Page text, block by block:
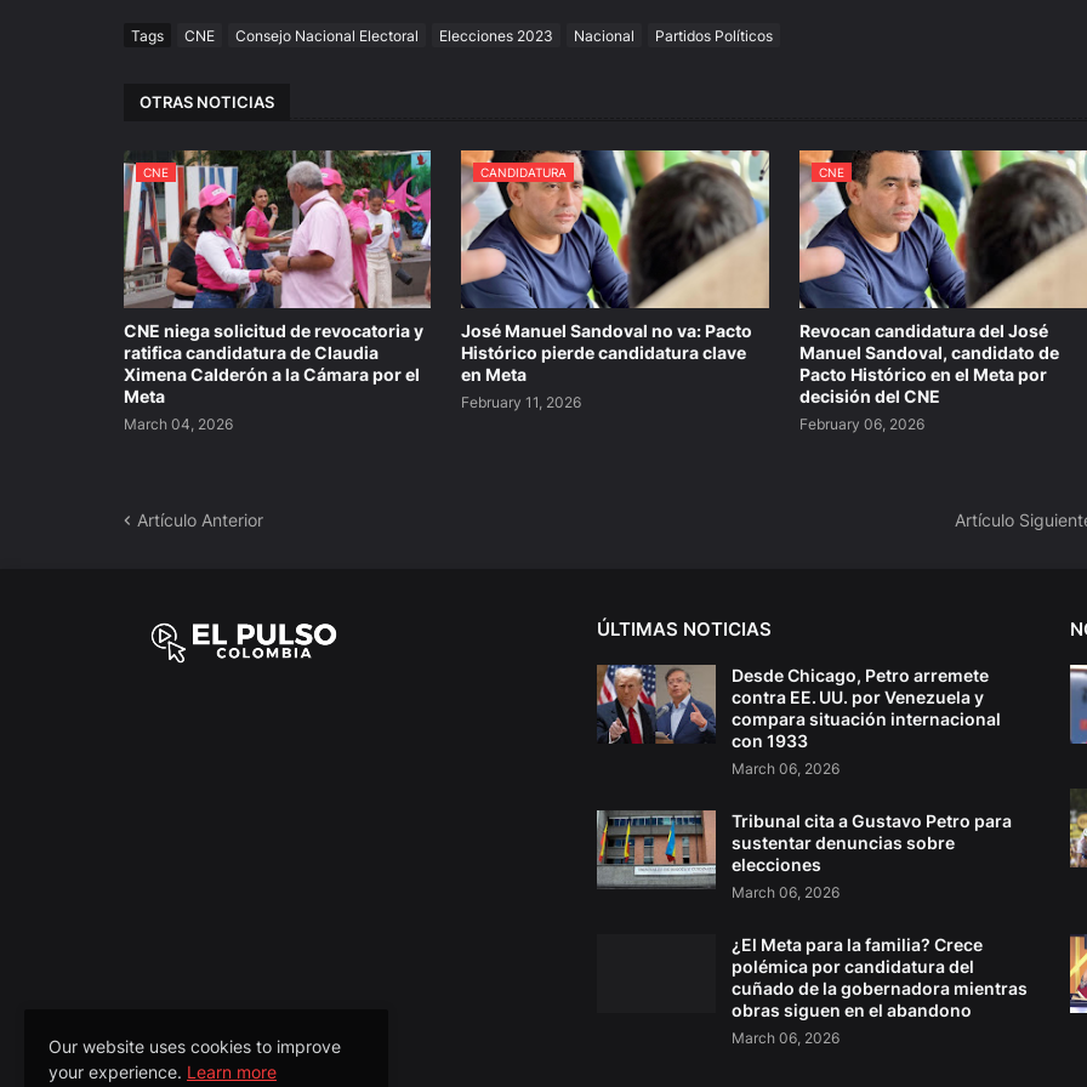
Tags CNE Consejo Nacional Electoral Elecciones 2023 Nacional Partidos Políticos
OTRAS NOTICIAS
CNE
CNE niega solicitud de revocatoria y
ratifica candidatura de Claudia
Ximena Calderón a la Cámara por el
Meta
March 04, 2026
CANDIDATURA
José Manuel Sandoval no va: Pacto
Histórico pierde candidatura clave
en Meta
February 11, 2026
CNE
Revocan candidatura del José
Manuel Sandoval, candidato de
Pacto Histórico en el Meta por
decisión del CNE
February 06, 2026
Artículo Anterior Artículo
ÚLTIMAS NOTICIAS
Desde Chicago, Petro arremete
contra EE. UU. por Venezuela y
compara situación internacional
con 1933
March 06, 2026
Tribunal cita a Gustavo Petro para
sustentar denuncias sobre
elecciones
March 06, 2026
¿El Meta para la familia? Crece
polémica por candidatura del
cuñado de la gobernadora mientras
obras siguen en el abandono
March 06, 2026
Our website uses cookies to improve
your experience. Learn more